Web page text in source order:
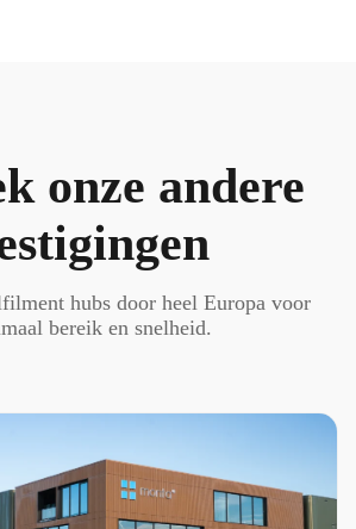
onze andere
hubs door heel Europa voor
bereik en snelheid.